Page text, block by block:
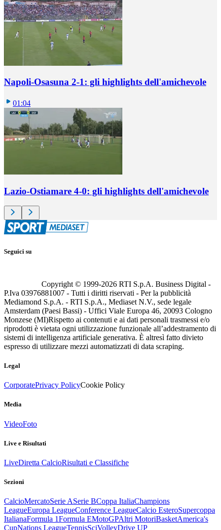
Napoli-Osasuna 2-1: gli highlights dell'amichevole
01:04
Lazio-Ostiamare 4-0: gli highlights dell'amichevole
Seguici su
Copyright © 1999-2026 RTI S.p.A. Business Digital -
P.Iva 03976881007 - Tutti i diritti riservati - Per la pubblicità
Mediamond S.p.A. - RTI S.p.A., Mediaset N.V., sede legale
Amsterdam (Paesi Bassi) - Uffici Viale Europa 46, 20093 Cologno
Monzese (MI)Rispetto ai contenuti e ai dati personali trasmessi e/o
riprodotti è vietata ogni utilizzazione funzionale all’addestramento di
sistemi di intelligenza artificiale generativa. È altresì fatto divieto
espresso di utilizzare mezzi automatizzati di data scraping.
Legal
CorporatePrivacy PolicyCookie Policy
Media
VideoFoto
Live e Risultati
LiveDiretta CalcioRisultati e Classifiche
Sezioni
CalcioMercatoSerie ASerie BCoppa ItaliaChampions
LeagueEuropa LeagueConference LeagueCalcio EsteroSupercoppa
ItalianaFormula 1Formula EMotoGPAltri MotoriBasketAmerica's
CupNations LeagueTennisSciVolleyDrive UP